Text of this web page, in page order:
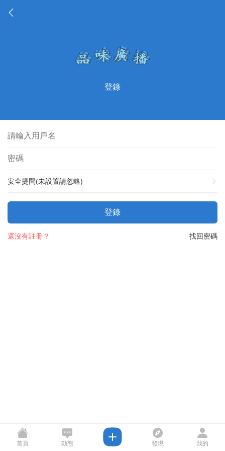
登錄
安全提問(未設置請忽略)
登錄
找回密碼
還沒有註冊？
首頁 動態 發現 我的